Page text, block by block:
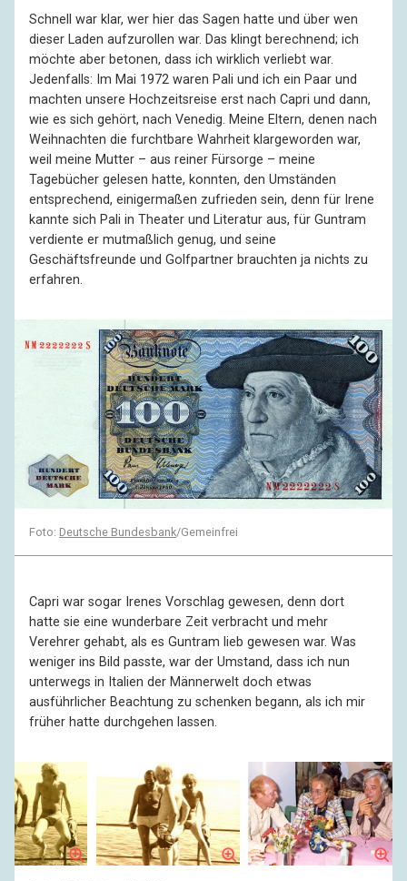
Schnell war klar, wer hier das Sagen hatte und über wen
dieser Laden aufzurollen war. Das klingt berechnend; ich
möchte aber betonen, dass ich wirklich verliebt war.
Jedenfalls: Im Mai 1972 waren Pali und ich ein Paar und
machten unsere Hochzeitsreise erst nach Capri und dann,
wie es sich gehört, nach Venedig. Meine Eltern, denen nach
Weihnachten die furchtbare Wahrheit klargeworden war,
weil meine Mutter – aus reiner Fürsorge – meine
Tagebücher gelesen hatte, konnten, den Umständen
entsprechend, einigermaßen zufrieden sein, denn für Irene
kannte sich Pali in Theater und Literatur aus, für Guntram
verdiente er mutmaßlich genug, und seine
Geschäftsfreunde und Golfpartner brauchten ja nichts zu
erfahren.
Foto: Deutsche Bundesbank/Gemeinfrei
Capri war sogar Irenes Vorschlag gewesen, denn dort
hatte sie eine wunderbare Zeit verbracht und mehr
Verehrer gehabt, als es Guntram lieb gewesen war. Was
weniger ins Bild passte, war der Umstand, dass ich nun
unterwegs in Italien der Männerwelt doch etwas
ausführlicher Beachtung zu schenken begann, als ich mir
früher hatte durchgehen lassen.